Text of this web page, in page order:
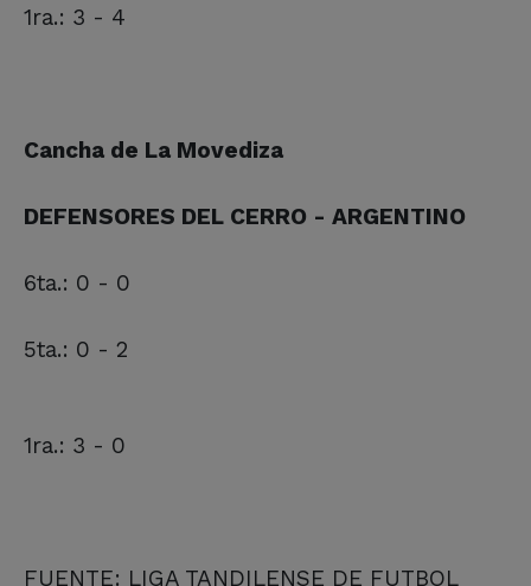
1ra.: 3 - 4
Cancha de La Movediza
DEFENSORES DEL CERRO - ARGENTINO
6ta.: 0 - 0
5ta.: 0 - 2
1ra.: 3 - 0
FUENTE: LIGA TANDILENSE DE FUTBOL